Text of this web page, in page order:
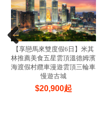
【享戀馬來雙度假6日】米其
林推薦美食五星雲頂溫德姆濱
海渡假村纜車漫遊雲頂三輪車
慢遊古城
$20,900起